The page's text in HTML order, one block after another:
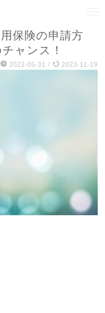
保険の申請方
ャンス！
2022-05-31 / 2023-11-19